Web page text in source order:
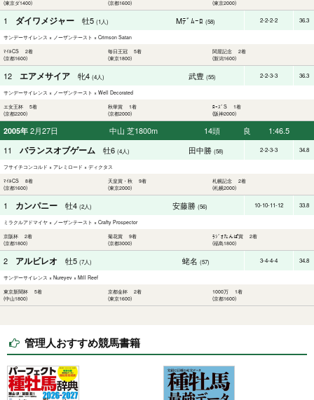
(東京ダ1400) (京都1600) (東京2000)
1 ダイワメジャー 牡5 (1人) Mﾃﾞﾑｰﾛ (58) 2-2-2-2 36.3
サンデーサイレンス × ノーザンテースト × Crimson Satan
ﾏｲﾙCS 2着
(京都1600)
毎日王冠 5着
(東京1800)
関屋記念 2着
(新潟1600)
12 エアメサイア 牝4 (4人) 武豊 (55) 2-2-3-3 36.3
サンデーサイレンス × ノーザンテースト × Well Decorated
エ女王杯 5着
(京都2200)
秋華賞 1着
(京都2000)
ﾛｰｽﾞS 1着
(阪神2000)
2005年 2月27日 中山 芝1800m 14頭 良
1:46.5
11 バランスオブゲーム 牡6 (4人) 田中勝 (58) 2-2-3-3 34.8
フサイチコンコルド × アレミロード × ディクタス
ﾏｲﾙCS 8着
(京都1600)
天皇賞・秋 9着
(東京2000)
札幌記念 2着
(札幌2000)
1 カンパニー 牡4 (2人) 安藤勝 (56) 10-10-11-12 33.8
ミラクルアドマイヤ × ノーザンテースト × Crafty Prospector
京阪杯 2着
(京都1800)
菊花賞 9着
(京都3000)
ﾗｼﾞｵたんぱ賞 2着
(福島1800)
2 アルビレオ 牡5 (7人) 蛯名 (57) 3-4-4-4 34.8
サンデーサイレンス × Nureyev × Mill Reef
東京新聞杯 5着
(中山1800)
京都金杯 2着
(東京1600)
1000万 1着
(京都1600)
管理人おすすめ競馬書籍